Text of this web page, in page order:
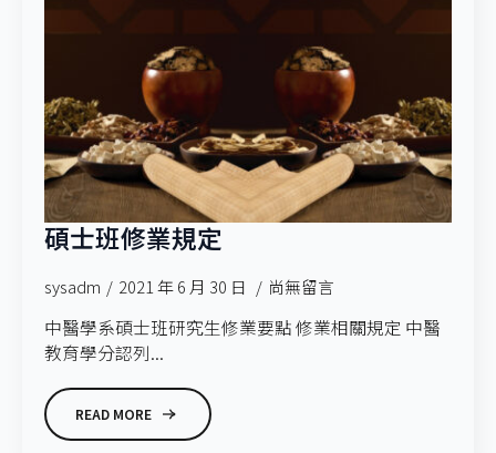
碩士班修業規定
sysadm 2021 年 6 月 30 日 尚無留言
中醫學系碩士班研究生修業要點 修業相關規定 中醫
教育學分認列...
READ MORE